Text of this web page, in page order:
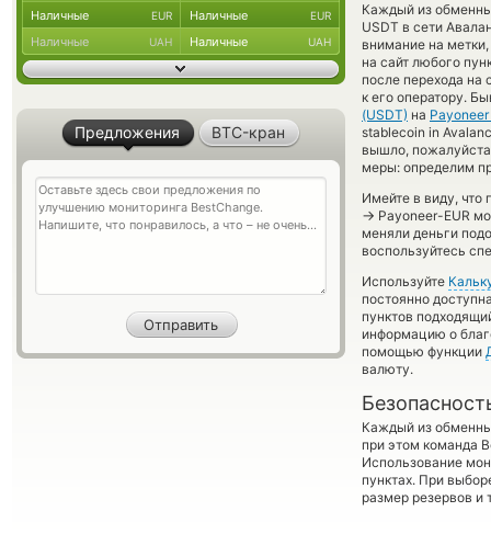
Каждый из
USDT в сети
внимание на
на сайт любого
после перехода
к его оператору.
(USDT) на Payoneer
stablecoin in
вышло,
меры: определим
Имейте в виду, что
→ Payoneer-EUR
меняли деньги
воспользуйтесь
Используйте
постоянно
пунктов
информацию о
помощью функции
валюту.
Каждый из
при этом команда
Использование
пунктах. При
размер резервов и
Наличные EUR Наличные EUR
Наличные UAH Наличные UAH
Предложения BTC-кран